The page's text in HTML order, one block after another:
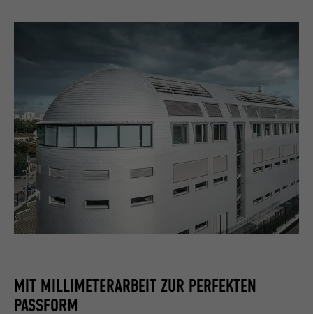
MIT MILLIMETERARBEIT ZUR PERFEKTEN
PASSFORM